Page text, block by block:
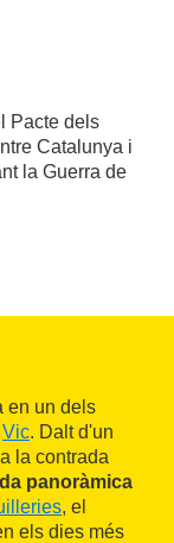
Pacte dels
Catalunya i
la Guerra de
en un dels
Vic. Dalt d'un
la contrada
panoràmica
, el
els dies més